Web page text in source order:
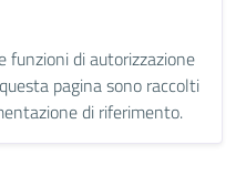
funzioni di autorizzazione
pagina sono raccolti
di riferimento.